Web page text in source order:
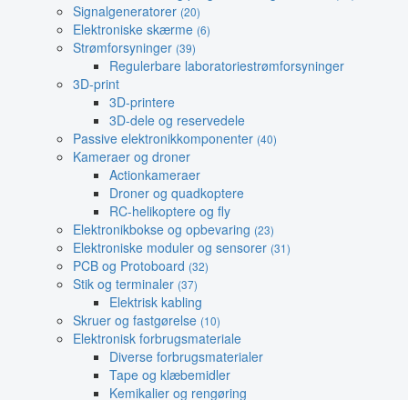
Signalgeneratorer (20)
Elektroniske skærme (6)
Strømforsyninger (39)
Regulerbare laboratoriestrømforsyninger
3D-print
3D-printere
3D-dele og reservedele
Passive elektronikkomponenter (40)
Kameraer og droner
Actionkameraer
Droner og quadkoptere
RC-helikoptere og fly
Elektronikbokse og opbevaring (23)
Elektroniske moduler og sensorer (31)
PCB og Protoboard (32)
Stik og terminaler (37)
Elektrisk kabling
Skruer og fastgørelse (10)
Elektronisk forbrugsmateriale
Diverse forbrugsmaterialer
Tape og klæbemidler
Kemikalier og rengøring